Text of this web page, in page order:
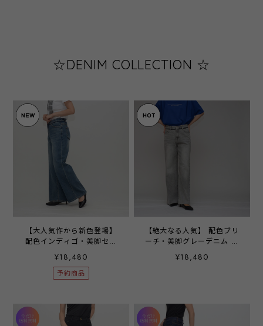
☆DENIM COLLECTION ☆
【大人気作から新色登場】
配色インディゴ・美脚セミ
ワイドデニム ‐ LERK-
26513B ‐
¥18,480
予約商品
【絶大なる人気】 配色ブリ
ーチ・美脚グレーデニム ‐
LERK-26513 ‐
¥18,480